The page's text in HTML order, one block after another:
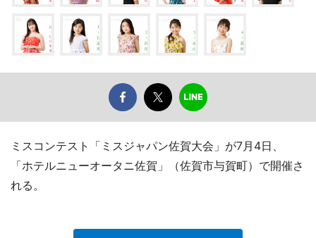
ミスコンテスト「ミスジャパン佐賀大会」が7月4日、
「ホテルニューオータニ佐賀」（佐賀市与賀町）で開催さ
れる。